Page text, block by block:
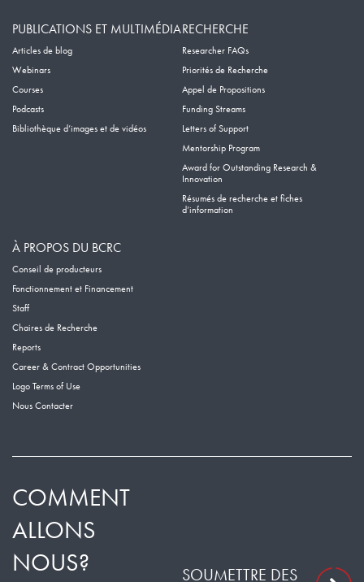
PUBLICATIONS ET MULTIMÉDIA
Articles de blog
Webinars
Courses
Podcasts
Bibliothèque d’images et de vidéos
RECHERCHE
Researcher FAQs
Priorités de Recherche
Appel de Propositions
Funding Streams
Letters of Support
Mentorship Program
Award for Outstanding Research &
Innovation
Résumés de recherche et fiches
d’information
À PROPOS DU BCRC
Conseil de producteurs
Fonctionnement et Financement
Staff
Chaires de Recherche
Reports
Career & Contract Opportunities
Logo Terms of Use
Nous Contacter
COMMENT
ALLONS
NOUS?
SOUMETTRE DES